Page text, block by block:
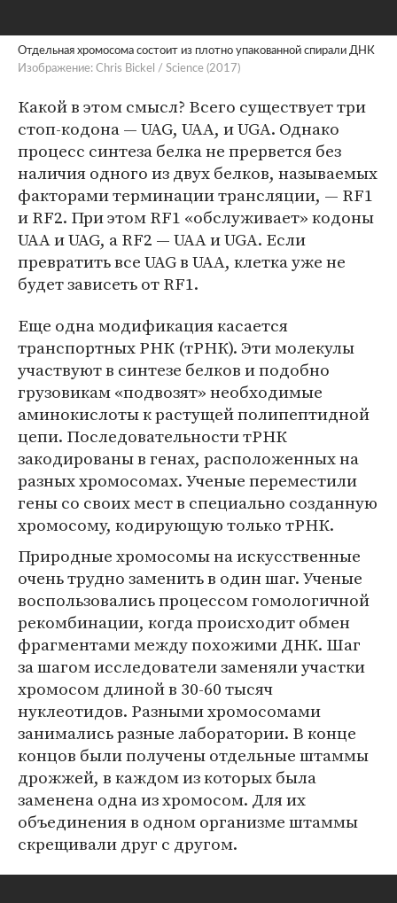
Отдельная хромосома состоит из плотно упакованной спирали ДНК
Изображение: Chris Bickel / Science (2017)
Какой в этом смысл? Всего существует три
стоп-кодона — UAG, UAA, и UGA. Однако
процесс синтеза белка не прервется без
наличия одного из двух белков, называемых
факторами терминации трансляции, — RF1
и RF2. При этом RF1 «обслуживает» кодоны
UAA и UAG, а RF2 — UAA и UGA. Если
превратить все UAG в UAA, клетка уже не
будет зависеть от RF1.
Еще одна модификация касается
транспортных РНК (тРНК). Эти молекулы
участвуют в синтезе белков и подобно
грузовикам «подвозят» необходимые
аминокислоты к растущей полипептидной
цепи. Последовательности тРНК
закодированы в генах, расположенных на
разных хромосомах. Ученые переместили
гены со своих мест в специально созданную
хромосому, кодирующую только тРНК.
Природные хромосомы на искусственные
очень трудно заменить в один шаг. Ученые
воспользовались процессом гомологичной
рекомбинации, когда происходит обмен
фрагментами между похожими ДНК. Шаг
за шагом исследователи заменяли участки
хромосом длиной в 30-60 тысяч
нуклеотидов. Разными хромосомами
занимались разные лаборатории. В конце
концов были получены отдельные штаммы
дрожжей, в каждом из которых была
заменена одна из хромосом. Для их
объединения в одном организме штаммы
скрещивали друг с другом.